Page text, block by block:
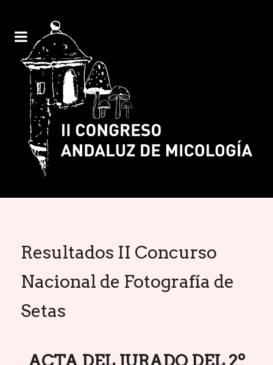
Resultados II Concurso
Nacional de Fotografía de
Setas